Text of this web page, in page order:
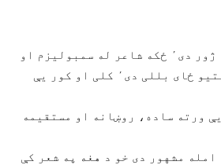
په دې بیت کې د یارانو د پرېښودو غم او بې‌ وسۍ احساس یو څه ژور دی٬ ځکه شاعر له سمبولیزم او
استعارې څخه کار اخلي٬ ښار یې د بې پروایۍ مزو او بې عدالتیو ځای بللی دی٬ کلی او کور یې
ورته ساده، روښانه او مستقیمه
مشهور دی خو د هغه په شعر کې